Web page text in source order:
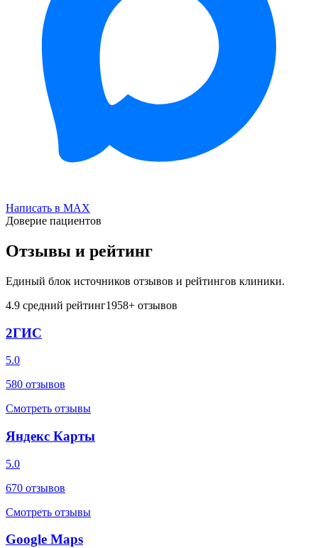
Написать в MAX
Доверие пациентов
Отзывы и рейтинг
Единый блок источников отзывов и рейтингов клиники.
4.9 средний рейтинг1958+ отзывов
2ГИС
5.0
580 отзывов
Смотреть отзывы
Яндекс Карты
5.0
670 отзывов
Смотреть отзывы
Google Maps